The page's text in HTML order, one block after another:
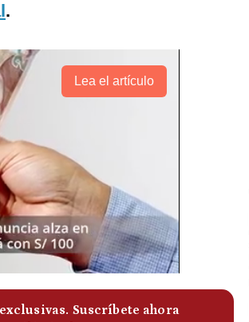
.
Lea el artículo